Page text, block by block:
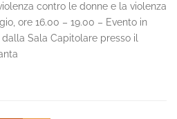
contro le donne e la violenza
ore 16.00 – 19.00 – Evento in
Sala Capitolare presso il